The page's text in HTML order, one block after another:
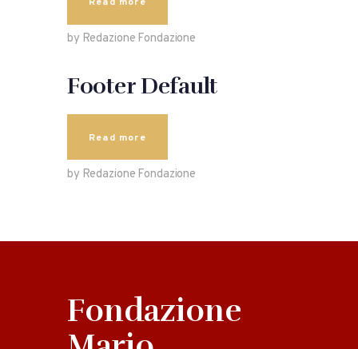
Read more
by Redazione Fondazione
Footer Default
Read more
by Redazione Fondazione
Fondazione